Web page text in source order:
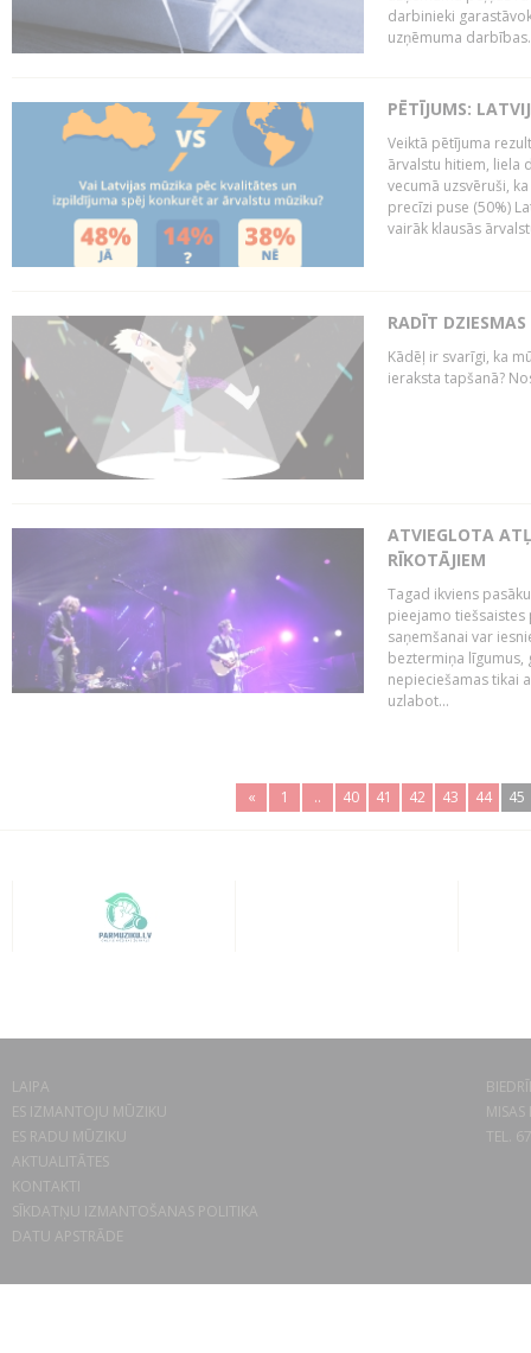
darbinieki
uzņēmuma
PĒTĪJUMS:
Veiktā pētījuma
ārvalstu hitiem, liela
vecumā uzsvēruši,
precīzi puse (50%)
vairāk klausās
RADĪT
Kādēļ ir svarīgi, ka
ieraksta tapšanā?
ATVIEGLOTA
RĪKOTĀJIEM
Tagad ikviens
pieejamo tiešsaistes
saņemšanai var
beztermiņa līgumus,
nepieciešamas tikai
uzlabot...
« 1 .. 40 41 42 43 44 45
LAIPA
ES IZMANTOJU MŪZIKU
ES RADU MŪZIKU
AKTUALITĀTES
KONTAKTI
SĪKDATŅU IZMANTOŠANAS POLITIKA
DATU APSTRĀDE
TEL.